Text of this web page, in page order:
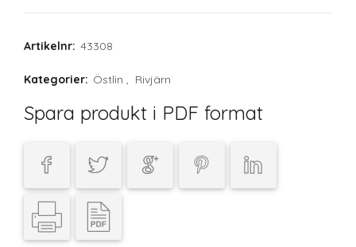
Artikelnr: 43308
Kategorier: Östlin , Rivjärn
Spara produkt i PDF format